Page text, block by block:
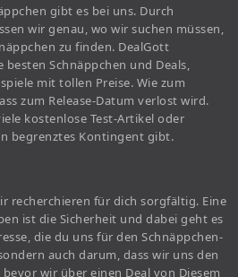
gibt es bei uns. Durch
wir genau, wo wir suchen müssen,
zu finden. DealGott
Schnäppchen und Deals,
mit tollen Preise. Wie zum
zum Release-Datum verlost wird.
kostenlose Test-Artikel oder
begrenztes Kontingent gibt.
recherchieren für dich sorgfältig. Eine
ist die Sicherheit und dabei geht es
die du uns für den Schnäppchen-
auch darum, dass wir uns den
wir über einen Deal von Diesem